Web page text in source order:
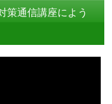
策通信講座によう